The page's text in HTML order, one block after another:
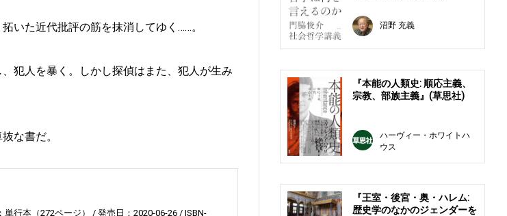
いた近代批評の筋を抹消してゆく……。
犯人を暴く。しかし探偵はまた、犯人が生み
な書だ。
単行本（272ページ） 発売日：2020-06-26
ISBN-
沼野 充義
『本能の人類史: 順応主義、
宗教、部族主義』(草思社)
ハーヴィー・ホワイトハ
ウス
『王室・後宮・奥・ハレム:
歴史学のなかのジェンダーを